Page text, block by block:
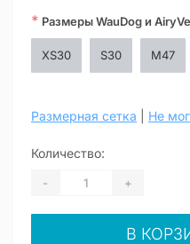
* Размеры WauDog и
XS30 S30 M47
Размерная сетка Не
Количество:
- +
В